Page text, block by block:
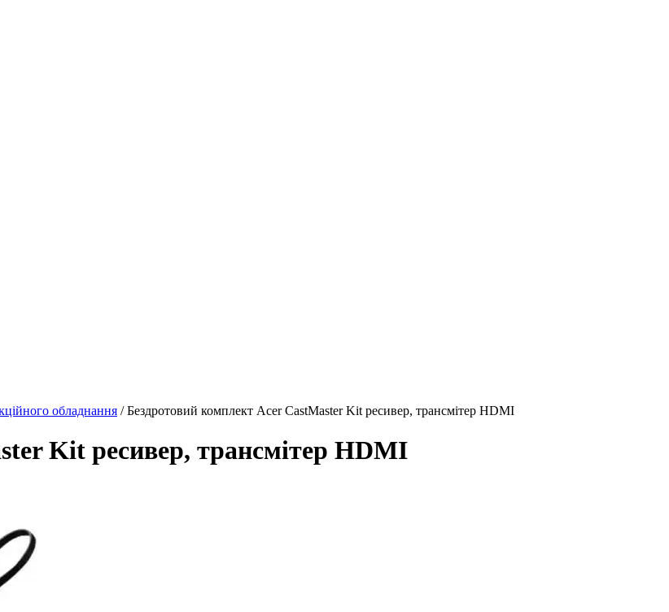
обладнання / Бездротовий комплект Acer CastMaster Kit ресивер, трансмітер HDMI
Kit ресивер, трансмітер HDMI